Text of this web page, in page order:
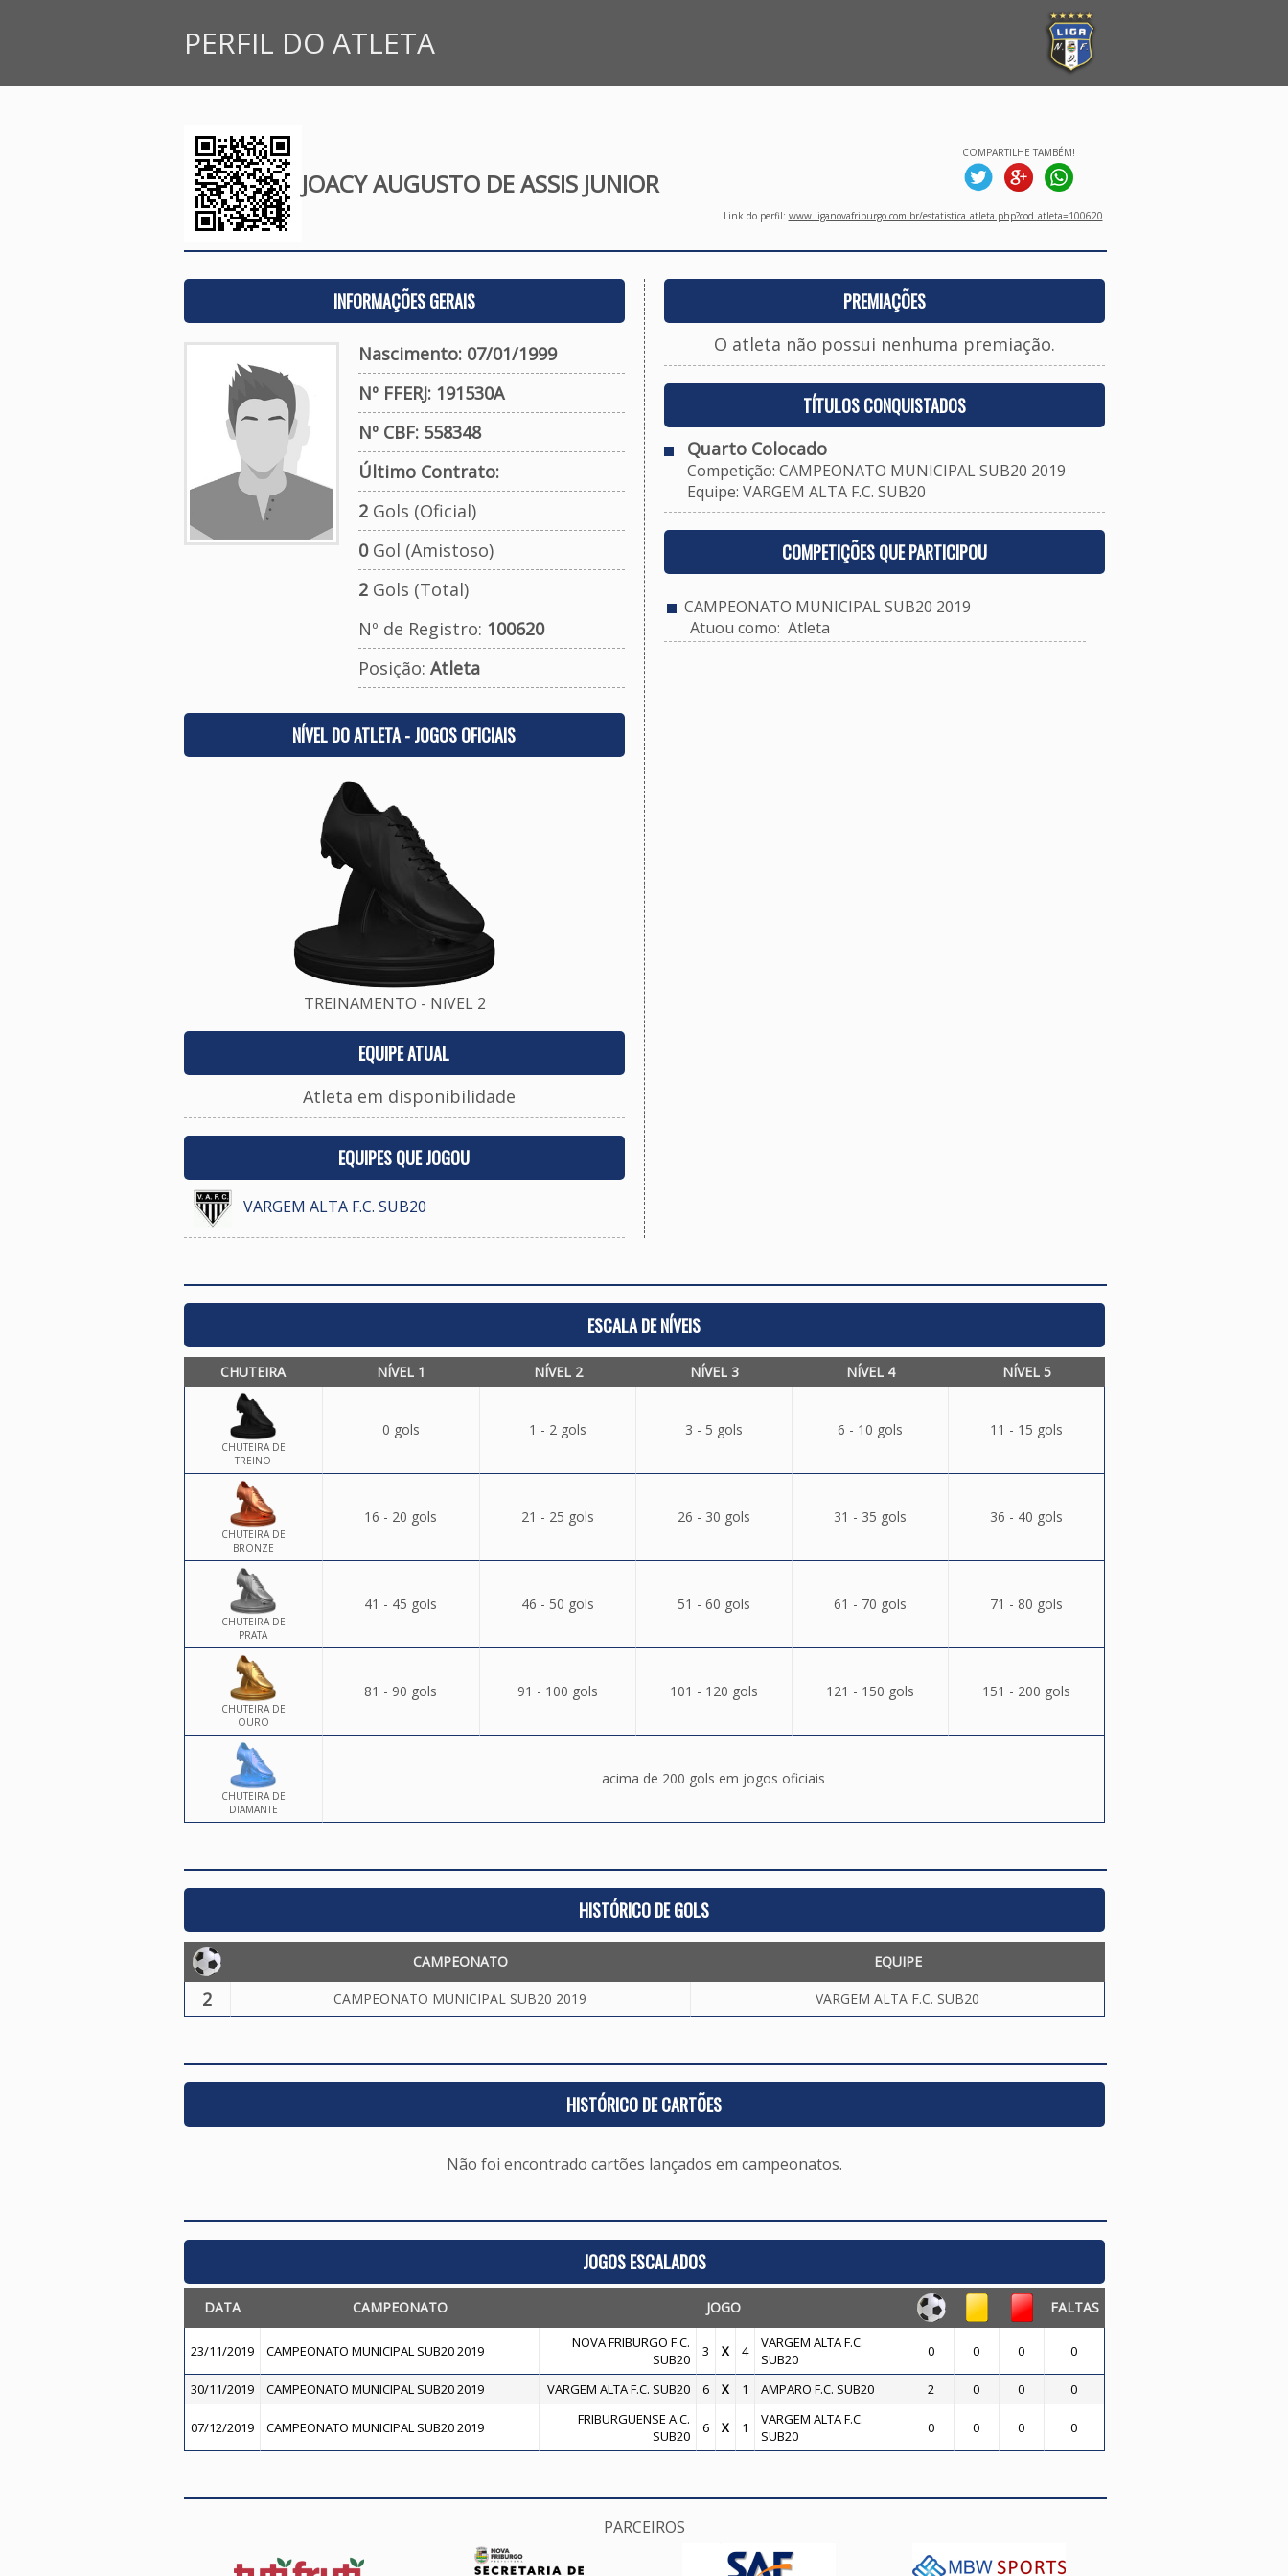
PERFIL DO ATLETA
JOACY AUGUSTO DE ASSIS JUNIOR
COMPARTILHE TAMBÉM!
Link do perfil: www.liganovafriburgo.com.br/estatistica_atleta.php?cod_atleta=100620
INFORMAÇÕES GERAIS
Nascimento: 07/01/1999
Nº FFERJ: 191530A
Nº CBF: 558348
Último Contrato:
2Gols (Oficial)
0Gol (Amistoso)
2Gols (Total)
Nº de Registro: 100620
Posição: Atleta
NÍVEL DO ATLETA - JOGOS OFICIAIS
TREINAMENTO - NíVEL 2
EQUIPE ATUAL
Atleta em disponibilidade
EQUIPES QUE JOGOU
VARGEM ALTA F.C. SUB20
PREMIAÇÕES
O atleta não possui nenhuma premiação.
TÍTULOS CONQUISTADOS
Quarto Colocado
Competição: CAMPEONATO MUNICIPAL SUB20 2019
Equipe: VARGEM ALTA F.C. SUB20
COMPETIÇÕES QUE PARTICIPOU
CAMPEONATO MUNICIPAL SUB20 2019
Atuou como: Atleta
ESCALA DE NÍVEIS
CHUTEIRA NÍVEL 1 NÍVEL 2 NÍVEL 3 NÍVEL 4 NÍVEL 5
CHUTEIRA DE
TREINO
0 gols 1 - 2 gols 3 - 5 gols 6 - 10 gols 11 - 15 gols
CHUTEIRA DE
BRONZE
16 - 20 gols 21 - 25 gols 26 - 30 gols 31 - 35 gols 36 - 40 gols
CHUTEIRA DE
PRATA
41 - 45 gols 46 - 50 gols 51 - 60 gols 61 - 70 gols 71 - 80 gols
CHUTEIRA DE
OURO
81 - 90 gols 91 - 100 gols 101 - 120 gols 121 - 150 gols 151 - 200 gols
CHUTEIRA DE
DIAMANTE
acima de 200 gols em jogos oficiais
HISTÓRICO DE GOLS
CAMPEONATO EQUIPE
2 CAMPEONATO MUNICIPAL SUB20 2019 VARGEM ALTA F.C. SUB20
HISTÓRICO DE CARTÕES
Não foi encontrado cartões lançados em campeonatos.
JOGOS ESCALADOS
DATA CAMPEONATO JOGO FALTAS
23/11/2019 CAMPEONATO MUNICIPAL SUB20 2019
NOVA FRIBURGO F.C.
SUB20
3 X 4
VARGEM ALTA F.C.
SUB20
0 0 0 0
30/11/2019 CAMPEONATO MUNICIPAL SUB20 2019 VARGEM ALTA F.C. SUB20 6 X 1 AMPARO F.C. SUB20 2 0 0 0
07/12/2019 CAMPEONATO MUNICIPAL SUB20 2019
FRIBURGUENSE A.C.
SUB20
6 X 1
VARGEM ALTA F.C.
SUB20
0 0 0 0
PARCEIROS